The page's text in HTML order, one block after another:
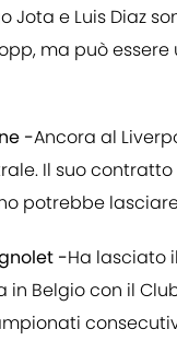
Jota e Luis Diaz
ma può
-Ancora al
Il suo
potrebbe
-Ha lasciato
in Belgio con il